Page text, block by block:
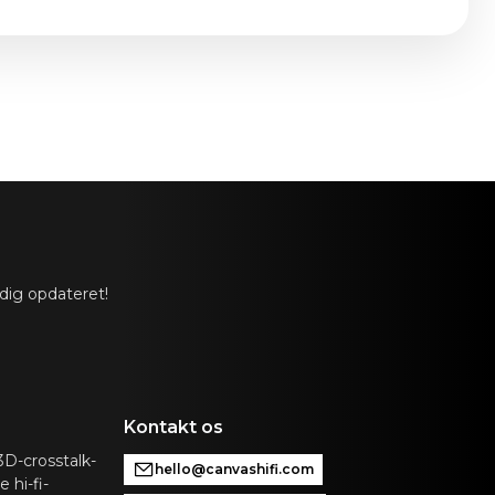
opdateret!
crosstalk-
hi-fi-
Kontakt os
hello@canvashifi.com